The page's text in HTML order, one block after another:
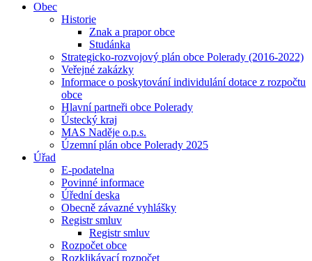
Obec
Historie
Znak a prapor obce
Studánka
Strategicko-rozvojový plán obce Polerady (2016-2022)
Veřejné zakázky
Informace o poskytování individulání dotace z rozpočtu
obce
Hlavní partneři obce Polerady
Ústecký kraj
MAS Naděje o.p.s.
Územní plán obce Polerady 2025
Úřad
E-podatelna
Povinné informace
Úřední deska
Obecně závazné vyhlášky
Registr smluv
Registr smluv
Rozpočet obce
Rozklikávací rozpočet